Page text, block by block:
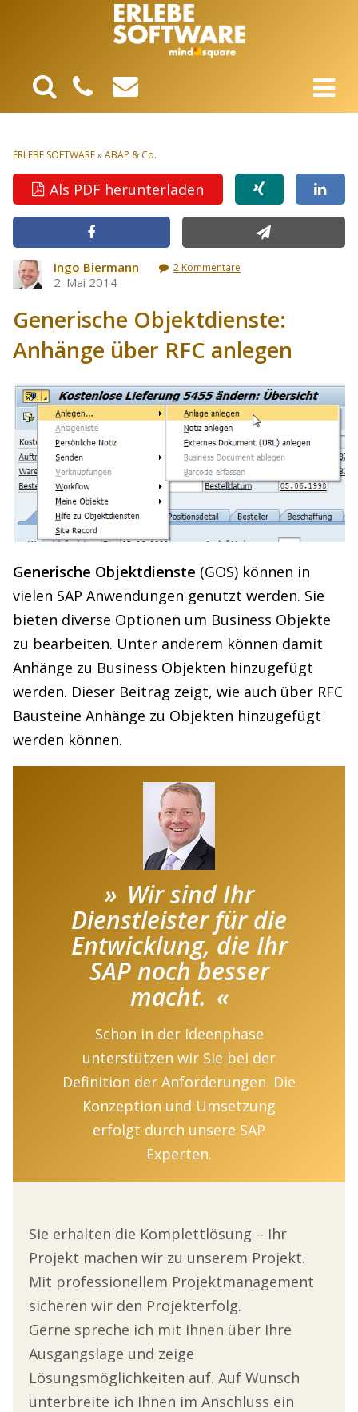
ERLEBE SOFTWARE»ABAP & Co.
Als PDF herunterladen
Ingo Biermann
2. Mai 2014
2 Kommentare
Generische Objektdienste:
Anhänge über RFC anlegen
Generische Objektdienste (GOS) können in
vielen SAP Anwendungen genutzt werden. Sie
bieten diverse Optionen um Business Objekte
zu bearbeiten. Unter anderem können damit
Anhänge zu Business Objekten hinzugefügt
werden. Dieser Beitrag zeigt, wie auch über RFC
Bausteine Anhänge zu Objekten hinzugefügt
werden können.
Wir sind Ihr
Dienstleister für die
Entwicklung, die Ihr
SAP noch besser
macht.
Schon in der Ideenphase
unterstützen wir Sie bei der
Definition der Anforderungen. Die
Konzeption und Umsetzung
erfolgt durch unsere SAP
Experten.
Sie erhalten die Komplettlösung – Ihr
Projekt machen wir zu unserem Projekt.
Mit professionellem Projektmanagement
sicheren wir den Projekterfolg.
Gerne spreche ich mit Ihnen über Ihre
Ausgangslage und zeige
Lösungsmöglichkeiten auf. Auf Wunsch
unterbreite ich Ihnen im Anschluss ein